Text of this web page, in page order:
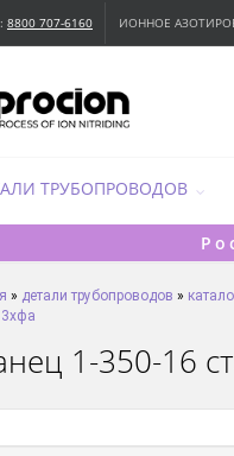
8800 707-6160 ИОННОЕ
ТРУБОПРОВОДОВ
» детали трубопроводов »
1-350-16